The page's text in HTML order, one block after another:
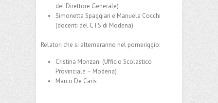
del Direttore Generale)
Simonetta Spaggiari e Manuela Cocchi
(docenti del CTS di Modena)
Relatori che si alterneranno nel pomeriggio:
Cristina Monzani (Ufficio Scolastico
Provinciale – Modena)
Marco De Caris